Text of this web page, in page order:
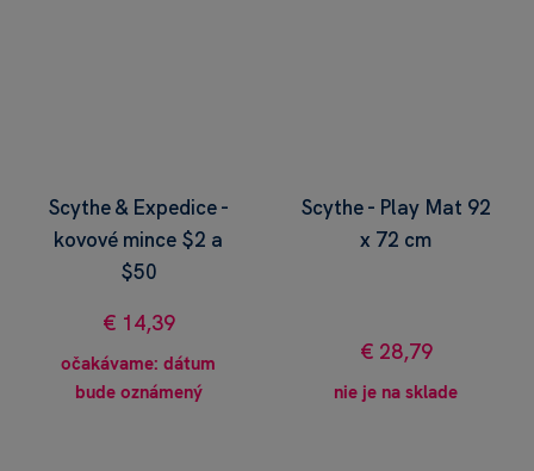
Scythe & Expedice -
kovové mince $2 a
$50
€ 14,39
očakávame: dátum
bude oznámený
Scythe - Play Mat 92
x 72 cm
€ 28,79
nie je na sklade